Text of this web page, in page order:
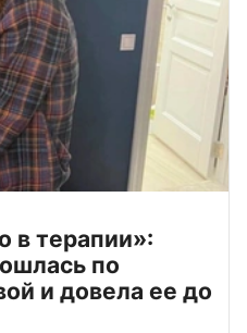
в терапии»:
по
и довела ее до